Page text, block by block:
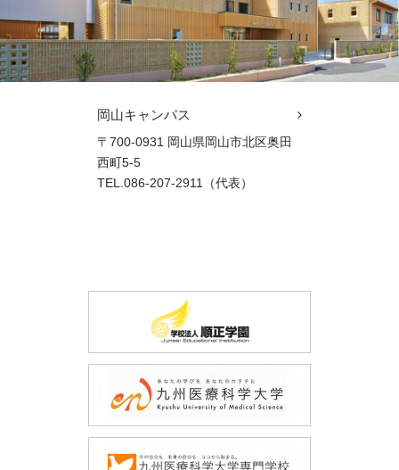
岡山キャンパス
〒700-0931 岡山県岡山市北区奥田
西町5-5
TEL.086-207-2911（代表）